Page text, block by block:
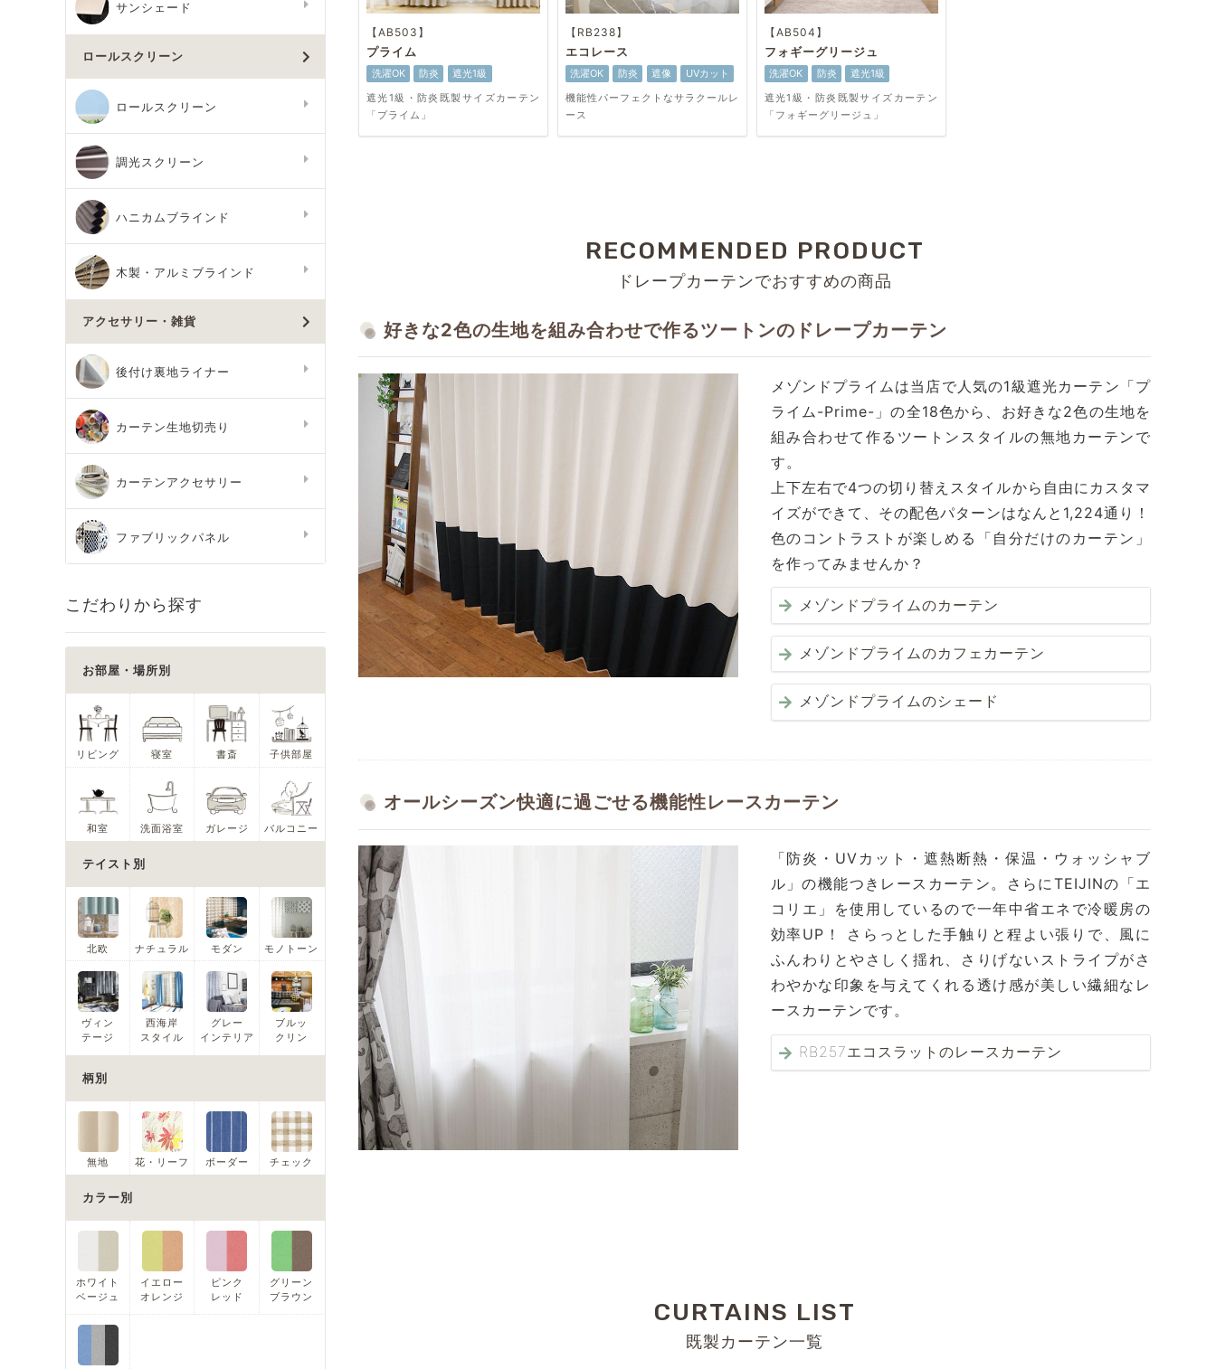
【AB503】
プライム
洗濯OK 防炎
遮光1級
遮光1級・防炎既製サイズカーテン
「プライム」
【RB238】
エコレース
洗濯OK 防炎 遮像
UVカット
機能性パーフェクトなサラクールレ
ース
【AB504】
フォギーグリージュ
洗濯OK 防炎
遮光1級
遮光1級・防炎既製サイズカーテン
「フォギーグリージュ」
RECOMMENDED PRODUCT
ドレープカーテンでおすすめの商品
好きな2色の生地を組み合わせで作るツートンのドレープカーテン
メゾンドプライムは当店で人気の1級遮光カーテン「プ
ライム-Prime-」の全18色から、お好きな2色の生地を
組み合わせて作るツートンスタイルの無地カーテンで
す。
上下左右で4つの切り替えスタイルから自由にカスタマ
イズができて、その配色パターンはなんと1,224通り！
色のコントラストが楽しめる「自分だけのカーテン」
を作ってみませんか？
メゾンドプライムのカーテン
メゾンドプライムのカフェカーテン
メゾンドプライムのシェード
オールシーズン快適に過ごせる機能性レースカーテン
「防炎・UVカット・遮熱断熱・保温・ウォッシャブ
ル」の機能つきレースカーテン。さらにTEIJINの「エ
コリエ」を使用しているので一年中省エネで冷暖房の
効率UP！ さらっとした手触りと程よい張りで、風に
ふんわりとやさしく揺れ、さりげないストライプがさ
わやかな印象を与えてくれる透け感が美しい繊細なレ
ースカーテンです。
RB257エコスラットのレースカーテン
CURTAINS LIST
既製カーテン一覧
サンシェード
ロールスクリーン
ロールスクリーン
調光スクリーン
ハニカムブラインド
木製・アルミブラインド
アクセサリー・雑貨
後付け裏地ライナー
カーテン生地切売り
カーテンアクセサリー
ファブリックパネル
こだわりから探す
お部屋・場所別
リビング 寝室 書斎 子供部屋
和室 洗面浴室 ガレージ バルコニー
テイスト別
北欧 ナチュラル モダン モノトーン
ヴィン
テージ
西海岸
スタイル
グレー
インテリア
ブルッ
クリン
柄別
無地 花・リーフ ボーダー チェック
カラー別
ホワイト
ベージュ
イエロー
オレンジ
ピンク
レッド
グリーン
ブラウン